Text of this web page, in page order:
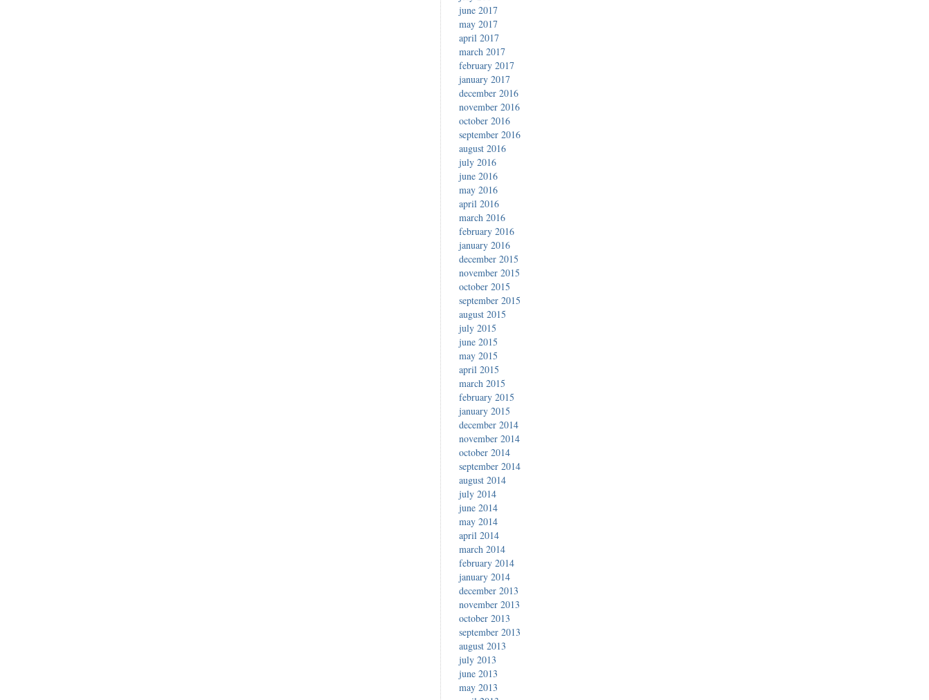
june 2017
may 2017
april 2017
march 2017
february 2017
january 2017
december 2016
november 2016
october 2016
september 2016
august 2016
july 2016
june 2016
may 2016
april 2016
march 2016
february 2016
january 2016
december 2015
november 2015
october 2015
september 2015
august 2015
july 2015
june 2015
may 2015
april 2015
march 2015
february 2015
january 2015
december 2014
november 2014
october 2014
september 2014
august 2014
july 2014
june 2014
may 2014
april 2014
march 2014
february 2014
january 2014
december 2013
november 2013
october 2013
september 2013
august 2013
july 2013
june 2013
may 2013